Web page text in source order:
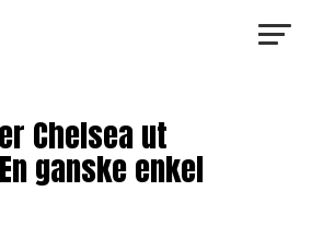
Chelsea ut
ganske enkel